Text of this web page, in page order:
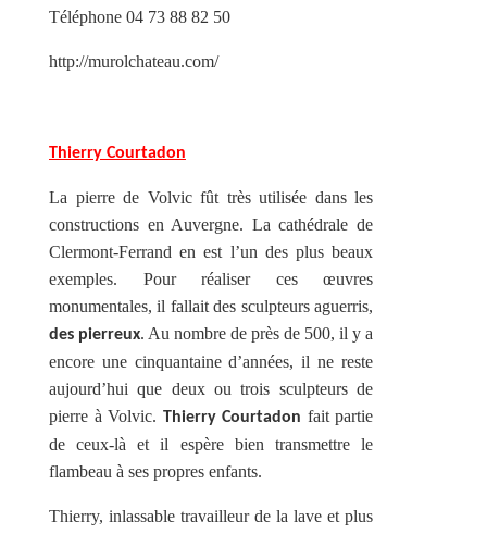
Téléphone 04 73 88 82 50
http://murolchateau.com/
Thierry Courtadon
La pierre de Volvic fût très utilisée dans les
constructions en Auvergne. La cathédrale de
Clermont-Ferrand en est l’un des plus beaux
exemples. Pour réaliser ces œuvres
monumentales, il fallait des sculpteurs aguerris,
des pierreux. Au nombre de près de 500, il y a
encore une cinquantaine d’années, il ne reste
aujourd’hui que deux ou trois sculpteurs de
pierre à Volvic. Thierry Courtadon fait partie
de ceux-là et il espère bien transmettre le
flambeau à ses propres enfants.
Thierry, inlassable travailleur de la lave et plus